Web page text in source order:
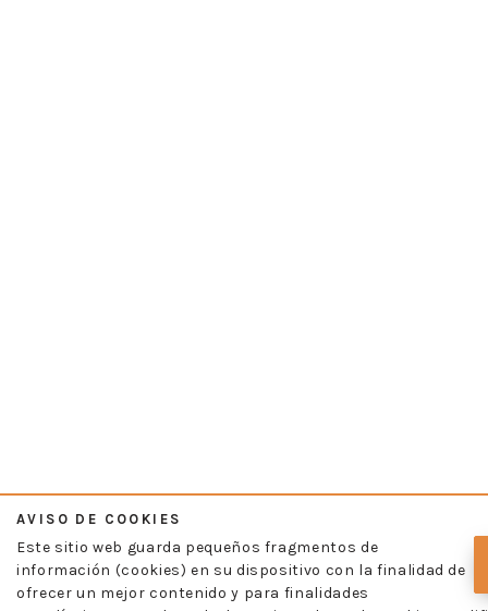
AVISO DE COOKIES
Este sitio web guarda pequeños fragmentos de
información (cookies) en su dispositivo con la finalidad de
ofrecer un mejor contenido y para finalidades